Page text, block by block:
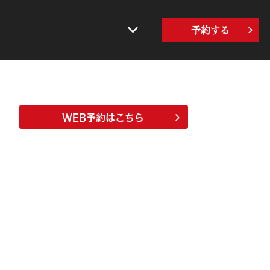
予約する
WEB予約はこちら